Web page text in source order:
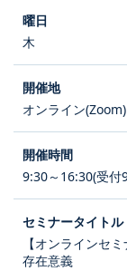
木
オンライン(Zoom)
9:30～16:30(受付
【オンラインセ
存在意義